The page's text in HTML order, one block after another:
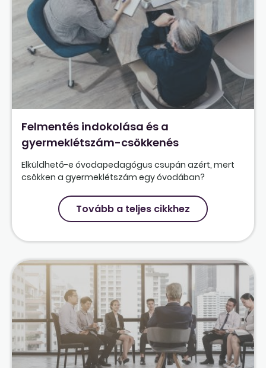
Felmentés indokolása és a
gyermeklétszám-csökkenés
Elküldhető-e óvodapedagógus csupán azért, mert
csökken a gyermeklétszám egy óvodában?
Tovább a teljes cikkhez